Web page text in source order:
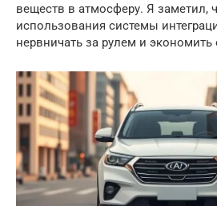
веществ в атмосферу. Я заметил,
использования системы
нервничать за рулем и экономить